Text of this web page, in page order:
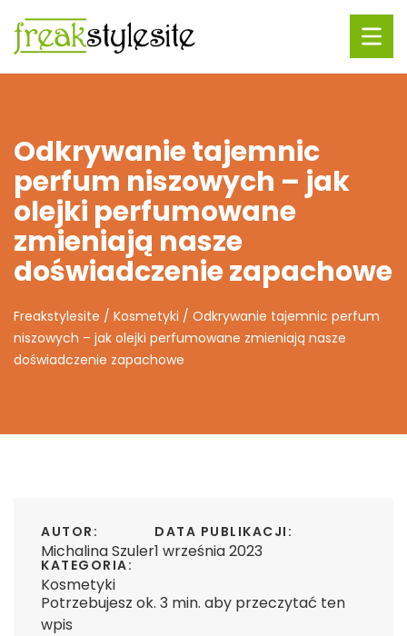
Odkrywanie tajemnic
perfum niszowych – jak
olejki perfumowane
zmieniają nasze
doświadczenie zapachowe
Freakstylesite / Kosmetyki / Odkrywanie tajemnic perfum
niszowych – jak olejki perfumowane zmieniają nasze
doświadczenie zapachowe
AUTOR:
Michalina Szuler
DATA PUBLIKACJI:
1 września 2023
KATEGORIA:
Kosmetyki
Potrzebujesz ok. 3 min. aby przeczytać ten
wpis